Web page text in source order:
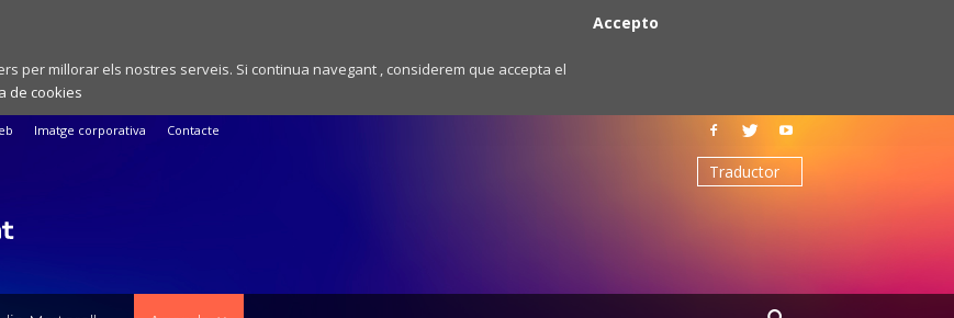
per millorar els nostres serveis. Si continua navegant , considerem que accepta el
de cookies
Accepto
Imatge corporativa Contacte